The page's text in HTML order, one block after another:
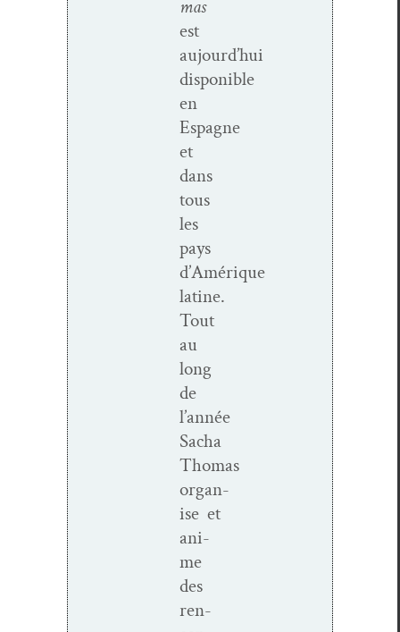
mas
est
aujourd’hui
disponible
en
Espagne
et
dans
tous
les
pays
d’Amérique
latine.
Tout
au
long
de
l’année
Sacha
Thomas
organ­
ise et
ani­
me
des
ren­